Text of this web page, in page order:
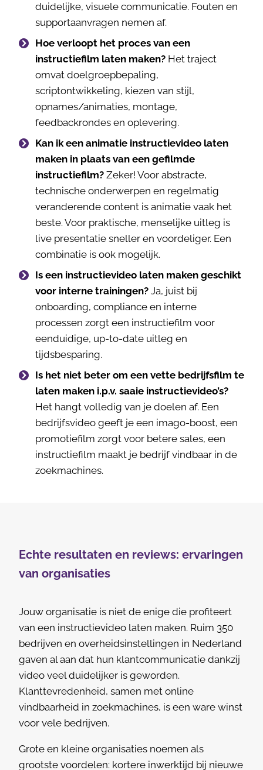
duidelijke, visuele communicatie. Fouten en
supportaanvragen nemen af.
Hoe verloopt het proces van een
instructiefilm laten maken? Het traject
omvat doelgroepbepaling,
scriptontwikkeling, kiezen van stijl,
opnames/animaties, montage,
feedbackrondes en oplevering.
Kan ik een animatie instructievideo laten
maken in plaats van een gefilmde
instructiefilm? Zeker! Voor abstracte,
technische onderwerpen en regelmatig
veranderende content is animatie vaak het
beste. Voor praktische, menselijke uitleg is
live presentatie sneller en voordeliger. Een
combinatie is ook mogelijk.
Is een instructievideo laten maken geschikt
voor interne trainingen? Ja, juist bij
onboarding, compliance en interne
processen zorgt een instructiefilm voor
eenduidige, up-to-date uitleg en
tijdsbesparing.
Is het niet beter om een vette bedrijfsfilm te
laten maken i.p.v. saaie instructievideo’s?
Het hangt volledig van je doelen af. Een
bedrijfsvideo geeft je een imago-boost, een
promotiefilm zorgt voor betere sales, een
instructiefilm maakt je bedrijf vindbaar in de
zoekmachines.
Echte resultaten en reviews: ervaringen
van organisaties
Jouw organisatie is niet de enige die profiteert
van een instructievideo laten maken. Ruim 350
bedrijven en overheidsinstellingen in Nederland
gaven al aan dat hun klantcommunicatie dankzij
video veel duidelijker is geworden.
Klanttevredenheid, samen met online
vindbaarheid in zoekmachines, is een ware winst
voor vele bedrijven.
Grote en kleine organisaties noemen als
grootste voordelen: kortere inwerktijd bij nieuwe